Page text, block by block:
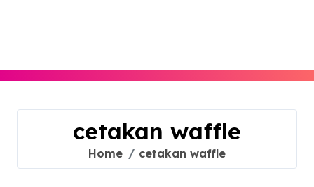
cetakan waffle
Home cetakan waffle